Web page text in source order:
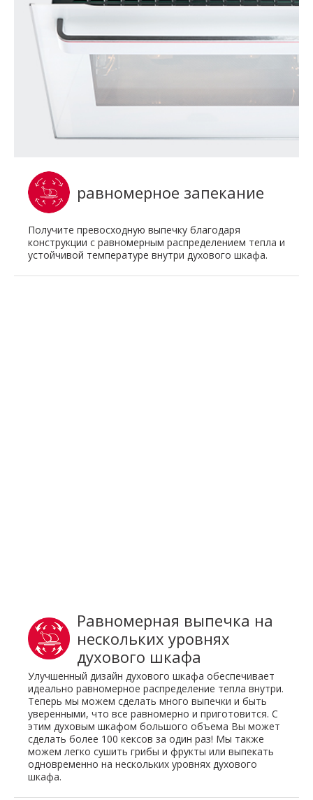
равномерное запекание
Получите превосходную выпечку благодаря
конструкции с равномерным распределением тепла и
устойчивой температуре внутри духового шкафа.
Равномерная выпечка на
нескольких уровнях
духового шкафа
Улучшенный дизайн духового шкафа обеспечивает
идеально равномерное распределение тепла внутри.
Теперь мы можем сделать много выпечки и быть
уверенными, что все равномерно и приготовится. С
этим духовым шкафом большого объема Вы может
сделать более 100 кексов за один раз! Мы также
можем легко сушить грибы и фрукты или выпекать
одновременно на нескольких уровнях духового
шкафа.